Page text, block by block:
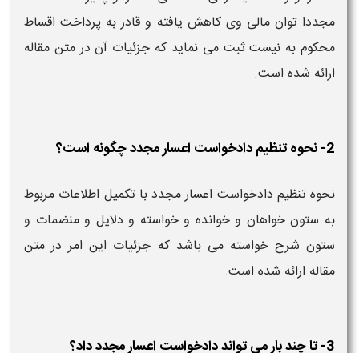
مجددا توان مالی وی کاهش یافته و قادر به پرداخت اقساط
محکوم به نیست ثبت می نماید که جزئیات آن در متن مقاله
ارائه شده است.
2- نحوه تنظیم دادخواست اعسار مجدد چگونه است؟
نحوه تنظیم دادخواست اعسار مجدد با تکمیل اطلاعات مربوط
به ستون خواهان و خوانده و خواسته و دلایل و منضمات و
ستون شرح خواسته می باشد که جزئیات این امر در متن
مقاله ارائه شده است.
3- تا چند بار می تواند دادخواست اعسار مجدد داد؟